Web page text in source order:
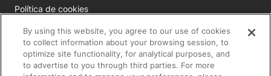
Política de cookies
Todas las marcas comerciales de Nestlé Purina son
propiedad de Société des Produits Nestlé S.A., Vevey, Suiza
By using this website, you agree to our use of cookies
to collect information about your browsing session, to
optimize site functionality, for analytical purposes, and
to advertise to you through third parties. For more